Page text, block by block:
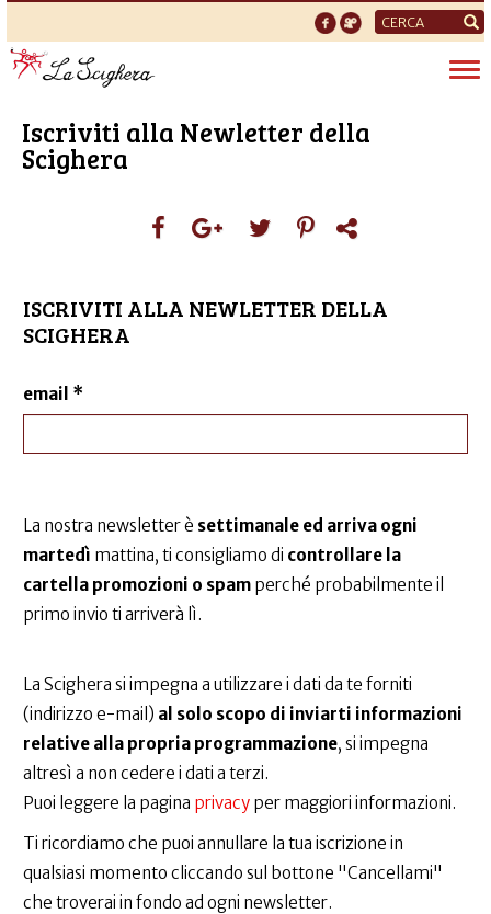
Form
di
ricerca
Iscriviti alla Newletter della
Scighera
ISCRIVITI ALLA NEWLETTER DELLA
SCIGHERA
email *
La nostra newsletter è settimanale ed arriva ogni
martedì mattina, ti consigliamo di controllare la
cartella promozioni o spam perché probabilmente il
primo invio ti arriverà lì.
La Scighera si impegna a utilizzare i dati da te forniti
(indirizzo e-mail) al solo scopo di inviarti informazioni
relative alla propria programmazione, si impegna
altresì a non cedere i dati a terzi.
Puoi leggere la pagina privacy per maggiori informazioni.
Ti ricordiamo che puoi annullare la tua iscrizione in
qualsiasi momento cliccando sul bottone "Cancellami"
che troverai in fondo ad ogni newsletter.